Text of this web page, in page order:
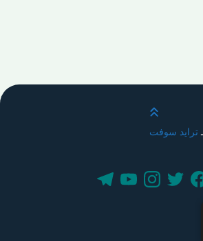
قم بالتمرير لأعلى
ترايد سوفت